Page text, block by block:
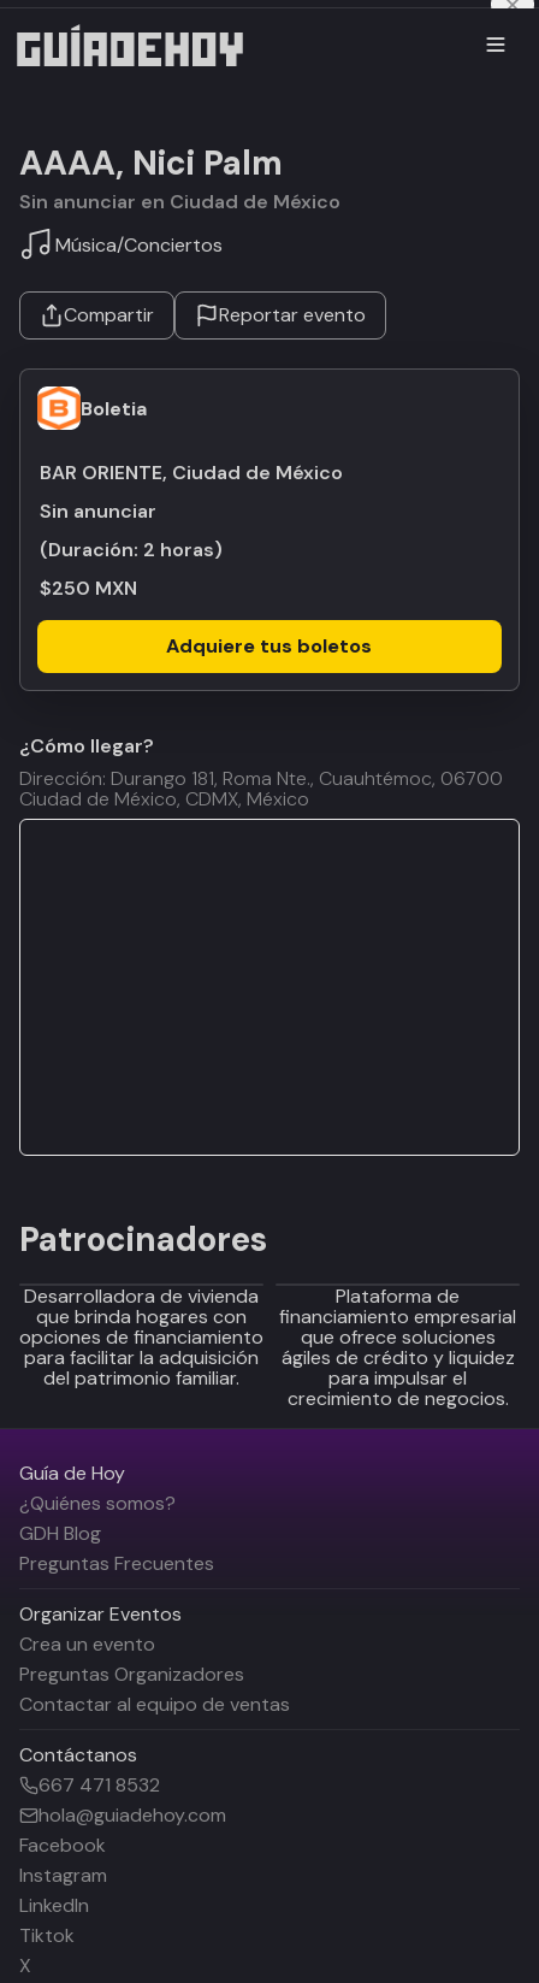
AAAA, Nici Palm
Sin anunciar en Ciudad de México
Música/Conciertos
Compartir Reportar evento
Boletia
BAR ORIENTE, Ciudad de México
Sin anunciar
(Duración: 2 horas)
$250 MXN
Adquiere tus boletos
¿Cómo llegar?
Dirección: Durango 181, Roma Nte., Cuauhtémoc, 06700
Ciudad de México, CDMX, México
Patrocinadores
Desarrolladora de vivienda
que brinda hogares con
opciones de financiamiento
para facilitar la adquisición
del patrimonio familiar.
Plataforma de
financiamiento empresarial
que ofrece soluciones
ágiles de crédito y liquidez
para impulsar el
crecimiento de negocios.
Guía de Hoy
¿Quiénes somos?
GDH Blog
Preguntas Frecuentes
Organizar Eventos
Crea un evento
Preguntas Organizadores
Contactar al equipo de ventas
Contáctanos
667 471 8532
hola@guiadehoy.com
Facebook
Instagram
LinkedIn
Tiktok
X